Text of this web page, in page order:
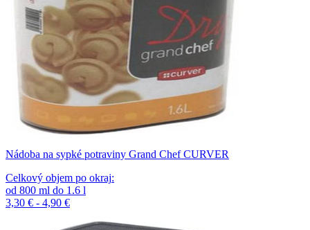
Nádoba na sypké potraviny Grand Chef CURVER
Celkový objem po okraj:
od 800 ml do 1.6 l
3,30 € - 4,90 €